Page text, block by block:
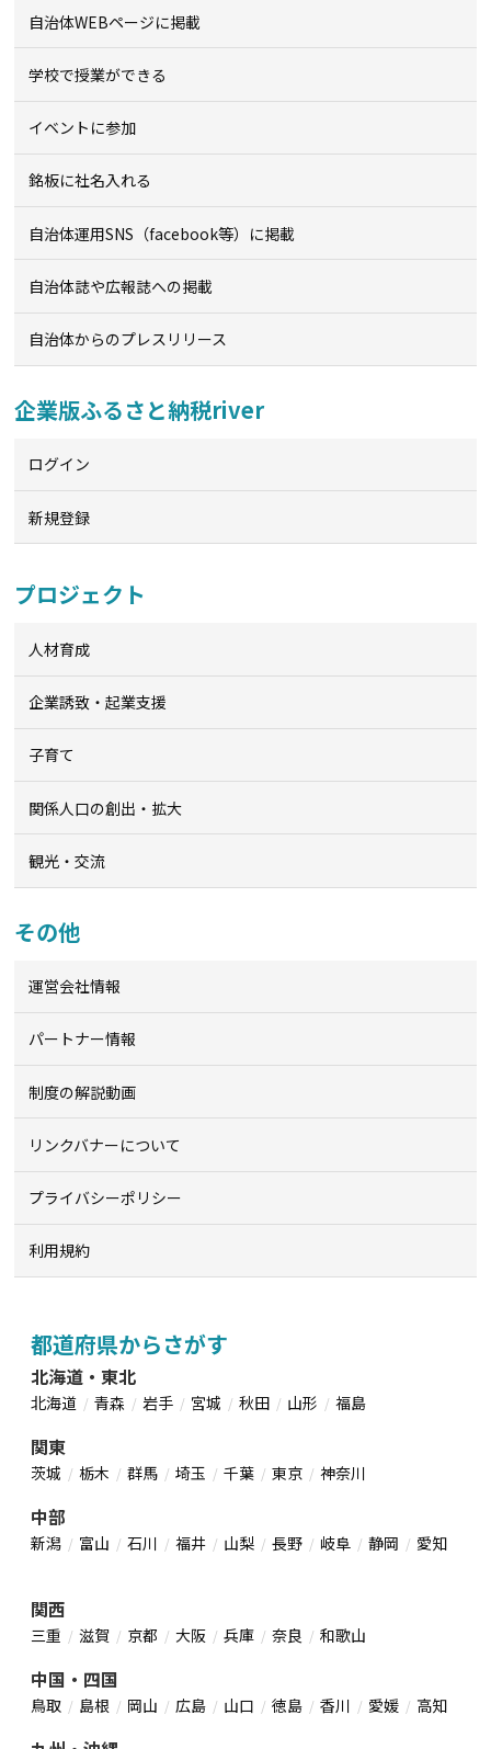
自治体WEBページに掲載
学校で授業ができる
イベントに参加
銘板に社名入れる
自治体運用SNS（facebook等）に掲載
自治体誌や広報誌への掲載
自治体からのプレスリリース
企業版ふるさと納税river
ログイン
新規登録
プロジェクト
人材育成
企業誘致・起業支援
子育て
関係人口の創出・拡大
観光・交流
その他
運営会社情報
パートナー情報
制度の解説動画
リンクバナーについて
プライバシーポリシー
利用規約
都道府県からさがす
北海道・東北
北海道 青森 岩手 宮城 秋田 山形 福島
関東
茨城 栃木 群馬 埼玉 千葉 東京 神奈川
中部
新潟 富山 石川 福井 山梨 長野 岐阜 静岡 愛知
関西
三重 滋賀 京都 大阪 兵庫 奈良 和歌山
中国・四国
鳥取 島根 岡山 広島 山口 徳島 香川 愛媛 高知